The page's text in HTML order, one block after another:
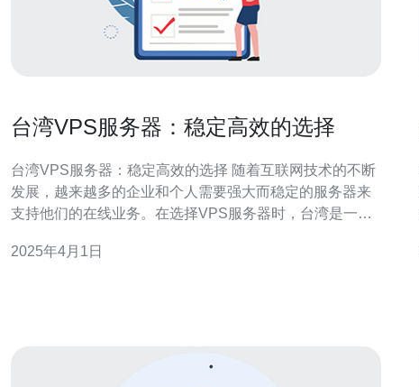
台湾VPS服务器：稳定高效的选择
台湾VPS服务器：稳定高效的选择 随着互联网技术的不断
发展，越来越多的企业和个人需要强大而稳定的服务器来
支持他们的在线业务。在选择VPS服务器时，台湾是一个
点。 台湾是一个技术先进、网络发达的地区，拥有先进的
2025年4月1日